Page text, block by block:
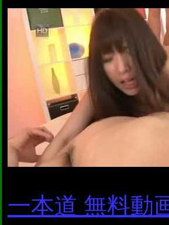
一本道 無料動